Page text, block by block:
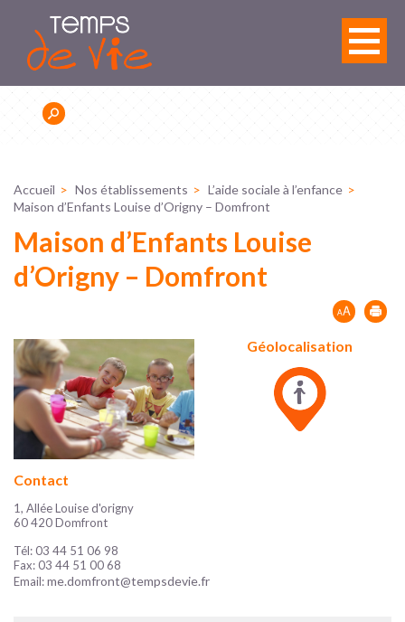
Accueil Nos établissements
L’aide sociale à l’enfance
Maison d’Enfants Louise d’Origny – Domfront
Maison d’Enfants Louise
d’Origny – Domfront
Contact
1, Allée Louise d'origny
60 420 Domfront
Tél: 03 44 51 06 98
Fax: 03 44 51 00 68
Email:me.domfront@tempsdevie.fr
Géolocalisation